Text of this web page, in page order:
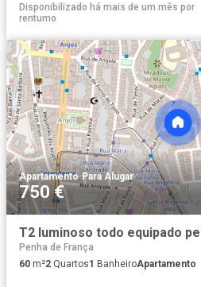
Disponibilizado há mais de um mês por
rentumo
Apartamento·Para Alugar
750 €
Penha de França
60 m²2 Quartos1 BanheiroApartamento